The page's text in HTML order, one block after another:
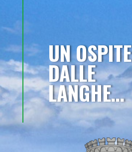
UN OSPITE
DALLE
LANGHE…